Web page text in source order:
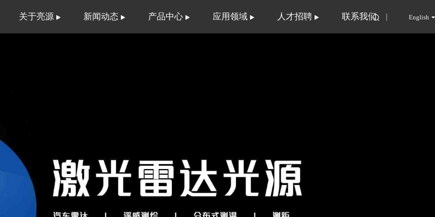
关于亮源 新闻动态 产品中心 应用领域 人才招聘 联系我们 English